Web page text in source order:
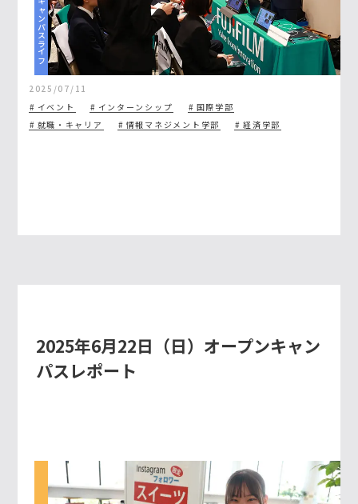
キャンパスライフ
2025/07/11
イベント
インターンシップ
国際学部
就職・キャリア
情報マネジメント学部 経済学部
2025年6月22日（日）オープンキャン
パスレポート